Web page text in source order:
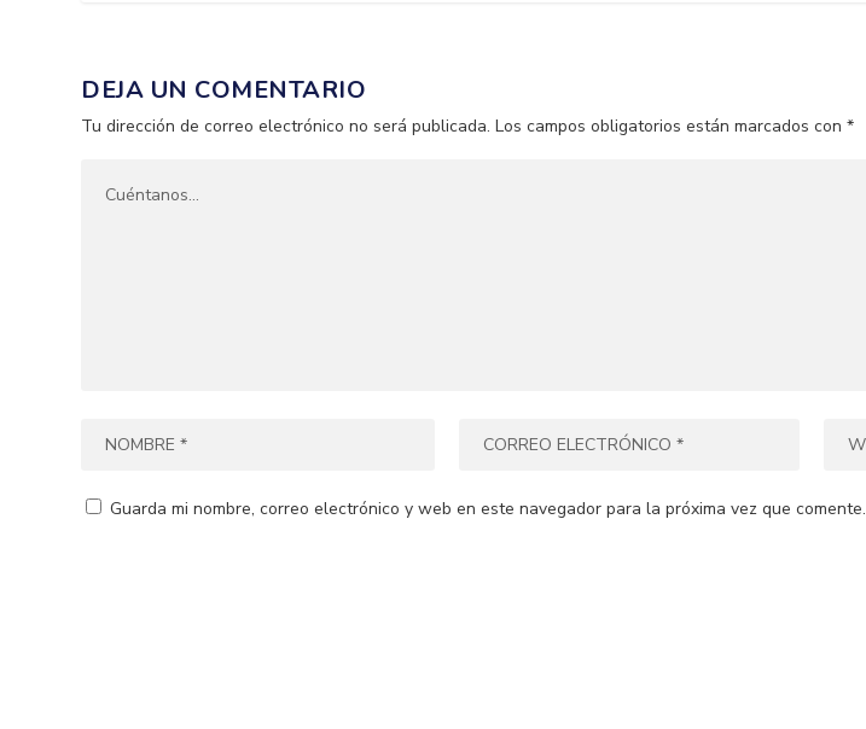
DEJA UN COMENTARIO
Tu dirección de correo electrónico no será publicada. Los campos obligatorios están marcados con*
Guarda mi nombre, correo electrónico y web en este navegador para la próxima vez que comente.